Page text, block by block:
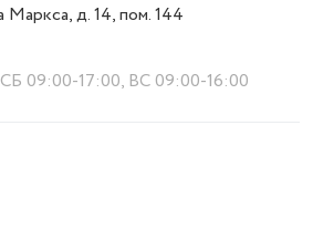
USB Type-C
открытое
Маркса, д. 14, пом. 144
09:00-17:00, ВС 09:00-16:00